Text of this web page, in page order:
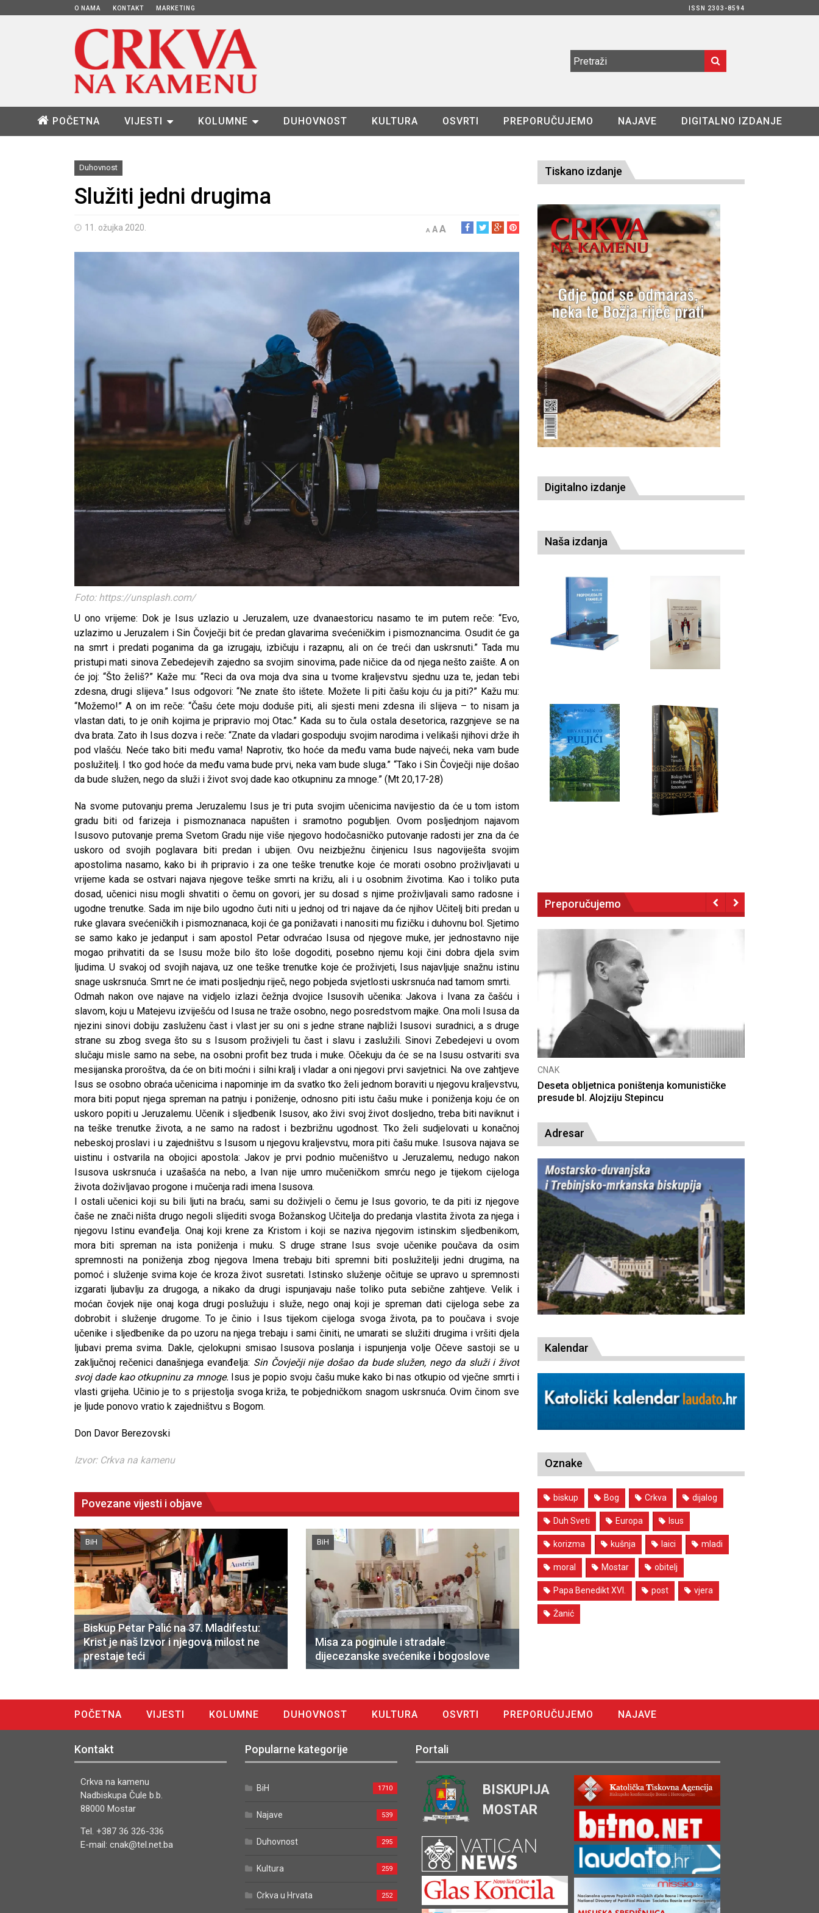
O NAMA KONTAKT MARKETING ISSN 2303-8594
POČETNA VIJESTI KOLUMNE DUHOVNOST KULTURA OSVRTI PREPORUČUJEMO NAJAVE DIGITALNO IZDANJE
Duhovnost
Služiti jedni drugima
11. ožujka 2020. A AA
Foto: https://unsplash.com/
U ono vrijeme: Dok je Isus uzlazio u Jeruzalem, uze dvanaestoricu nasamo te im putem reče: “Evo,
uzlazimo u Jeruzalem i Sin Čovječji bit će predan glavarima svećeničkim i pismoznancima. Osudit će ga
na smrt i predati poganima da ga izrugaju, izbičuju i razapnu, ali on će treći dan uskrsnuti.” Tada mu
pristupi mati sinova Zebedejevih zajedno sa svojim sinovima, pade ničice da od njega nešto zaište. A on
će joj: “Što želiš?” Kaže mu: “Reci da ova moja dva sina u tvome kraljevstvu sjednu uza te, jedan tebi
zdesna, drugi slijeva.” Isus odgovori: “Ne znate što ištete. Možete li piti čašu koju ću ja piti?” Kažu mu:
“Možemo!” A on im reče: “Čašu ćete moju doduše piti, ali sjesti meni zdesna ili slijeva – to nisam ja
vlastan dati, to je onih kojima je pripravio moj Otac.” Kada su to čula ostala desetorica, razgnjeve se na
dva brata. Zato ih Isus dozva i reče: “Znate da vladari gospoduju svojim narodima i velikaši njihovi drže ih
pod vlašću. Neće tako biti među vama! Naprotiv, tko hoće da među vama bude najveći, neka vam bude
poslužitelj. I tko god hoće da među vama bude prvi, neka vam bude sluga.” “Tako i Sin Čovječji nije došao
da bude služen, nego da služi i život svoj dade kao otkupninu za mnoge.” (Mt 20,17-28)
Na svome putovanju prema Jeruzalemu Isus je tri puta svojim učenicima navijestio da će u tom istom
gradu biti od farizeja i pismoznanaca napušten i sramotno pogubljen. Ovom posljednjom najavom
Isusovo putovanje prema Svetom Gradu nije više njegovo hodočasničko putovanje radosti jer zna da će
uskoro od svojih poglavara biti predan i ubijen. Ovu neizbježnu činjenicu Isus nagoviješta svojim
apostolima nasamo, kako bi ih pripravio i za one teške trenutke koje će morati osobno proživljavati u
vrijeme kada se ostvari najava njegove teške smrti na križu, ali i u osobnim životima. Kao i toliko puta
dosad, učenici nisu mogli shvatiti o čemu on govori, jer su dosad s njime proživljavali samo radosne i
ugodne trenutke. Sada im nije bilo ugodno čuti niti u jednoj od tri najave da će njihov Učitelj biti predan u
ruke glavara svećeničkih i pismoznanaca, koji će ga ponižavati i nanositi mu fizičku i duhovnu bol. Sjetimo
se samo kako je jedanput i sam apostol Petar odvraćao Isusa od njegove muke, jer jednostavno nije
mogao prihvatiti da se Isusu može bilo što loše dogoditi, posebno njemu koji čini dobra djela svim
ljudima. U svakoj od svojih najava, uz one teške trenutke koje će proživjeti, Isus najavljuje snažnu istinu
snage uskrsnuća. Smrt ne će imati posljednju riječ, nego pobjeda svjetlosti uskrsnuća nad tamom smrti.
Odmah nakon ove najave na vidjelo izlazi čežnja dvojice Isusovih učenika: Jakova i Ivana za čašću i
slavom, koju u Matejevu izviješću od Isusa ne traže osobno, nego posredstvom majke. Ona moli Isusa da
njezini sinovi dobiju zasluženu čast i vlast jer su oni s jedne strane najbliži Isusovi suradnici, a s druge
strane su zbog svega što su s Isusom proživjeli tu čast i slavu i zaslužili. Sinovi Zebedejevi u ovom
slučaju misle samo na sebe, na osobni profit bez truda i muke. Očekuju da će se na Isusu ostvariti sva
mesijanska proroštva, da će on biti moćni i silni kralj i vladar a oni njegovi prvi savjetnici. Na ove zahtjeve
Isus se osobno obraća učenicima i napominje im da svatko tko želi jednom boraviti u njegovu kraljevstvu,
mora biti poput njega spreman na patnju i poniženje, odnosno piti istu čašu muke i poniženja koju će on
uskoro popiti u Jeruzalemu. Učenik i sljedbenik Isusov, ako živi svoj život dosljedno, treba biti naviknut i
na teške trenutke života, a ne samo na radost i bezbrižnu ugodnost. Tko želi sudjelovati u konačnoj
nebeskoj proslavi i u zajedništvu s Isusom u njegovu kraljevstvu, mora piti čašu muke. Isusova najava se
uistinu i ostvarila na obojici apostola: Jakov je prvi podnio mučeništvo u Jeruzalemu, nedugo nakon
Isusova uskrsnuća i uzašašća na nebo, a Ivan nije umro mučeničkom smrću nego je tijekom cijeloga
života doživljavao progone i mučenja radi imena Isusova.
I ostali učenici koji su bili ljuti na braću, sami su doživjeli o čemu je Isus govorio, te da piti iz njegove
čaše ne znači ništa drugo negoli slijediti svoga Božanskog Učitelja do predanja vlastita života za njega i
njegovu Istinu evanđelja. Onaj koji krene za Kristom i koji se naziva njegovim istinskim sljedbenikom,
mora biti spreman na ista poniženja i muku. S druge strane Isus svoje učenike poučava da osim
spremnosti na poniženja zbog njegova Imena trebaju biti spremni biti poslužitelji jedni drugima, na
pomoć i služenje svima koje će kroza život susretati. Istinsko služenje očituje se upravo u spremnosti
izgarati ljubavlju za drugoga, a nikako da drugi ispunjavaju naše toliko puta sebične zahtjeve. Velik i
moćan čovjek nije onaj koga drugi poslužuju i služe, nego onaj koji je spreman dati cijeloga sebe za
dobrobit i služenje drugome. To je činio i Isus tijekom cijeloga svoga života, pa to poučava i svoje
učenike i sljedbenike da po uzoru na njega trebaju i sami činiti, ne umarati se služiti drugima i vršiti djela
ljubavi prema svima. Dakle, cjelokupni smisao Isusova poslanja i ispunjenja volje Očeve sastoji se u
zaključnoj rečenici današnjega evanđelja: Sin Čovječji nije došao da bude služen, nego da služi i život
svoj dade kao otkupninu za mnoge. Isus je popio svoju čašu muke kako bi nas otkupio od vječne smrti i
vlasti grijeha. Učinio je to s prijestolja svoga križa, te pobjedničkom snagom uskrsnuća. Ovim činom sve
je ljude ponovo vratio k zajedništvu s Bogom.
Don Davor Berezovski
Izvor: Crkva na kamenu
Povezane vijesti i objave
BiH
Biskup Petar Palić na 37. Mladifestu:
Krist je naš Izvor i njegova milost ne
prestaje teći
BiH
Misa za poginule i stradale
dijecezanske svećenike i bogoslove
Tiskano izdanje
Digitalno izdanje
Naša izdanja
Preporučujemo
CNAK
Kad se nasilje pretvara u optužnicu
CNAK
Smrtovdan nadbiskupa Petra Čule
CNAK
Deseta obljetnica poništenja komunističke
presude bl. Alojziju Stepincu
Adresar
Kalendar
Oznake
biskup Bog Crkva dijalog
Duh Sveti Europa Isus
korizma kušnja laici mladi
moral Mostar obitelj
Papa Benedikt XVI. post vjera
Žanić
POČETNA VIJESTI KOLUMNE DUHOVNOST KULTURA OSVRTI PREPORUČUJEMO
NAJAVE
Kontakt
Crkva na kamenu
Nadbiskupa Čule b.b.
88000 Mostar
Tel. +387 36 326-336
E-mail: cnak@tel.net.ba
Popularne kategorije
BiH 1710
Najave 539
Duhovnost 295
Kultura 259
Crkva u Hrvata 252
Portali
BISKUPIJA
MOSTAR